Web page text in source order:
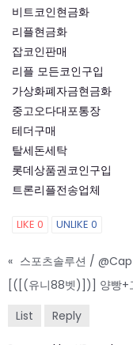
비트코인현금화
리플현금화
잡코인판매
리플 모든코인구입
가상화폐자금현금화
중고오다대포통장
테더구매
탈세돈세탁
롯데상품권코인구입
트론리플전송업체
LIKE 0 UNLIKE 0
«
List
Reply